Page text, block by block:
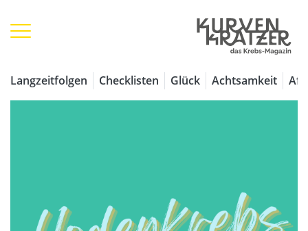
Langzeitfolgen Checklisten Glück Achtsamkeit